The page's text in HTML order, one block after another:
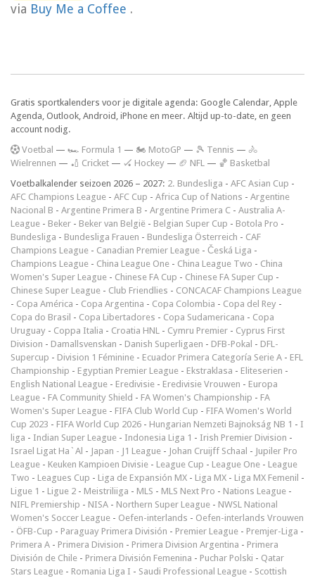
via Buy Me a Coffee .
Gratis sportkalenders voor je digitale agenda: Google Calendar, Apple
Agenda, Outlook, Android, iPhone en meer. Altijd up-to-date, en geen
account nodig.
Voetbal — 🏎️ Formula 1 — 🏍 MotoGP — 🎾 Tennis — 🚴
Wielrennen — 🏏 Cricket — 🏑 Hockey — 🏈 NFL — 🏀 Basketbal
Voetbalkalender seizoen 2026 – 2027: 2. Bundesliga - AFC Asian Cup -
AFC Champions League - AFC Cup - Africa Cup of Nations - Argentine
Nacional B - Argentine Primera B - Argentine Primera C - Australia A-
League - Beker - Beker van België - Belgian Super Cup - Botola Pro -
Bundesliga - Bundesliga Frauen - Bundesliga Österreich - CAF
Champions League - Canadian Premier League - Česká Liga -
Champions League - China League One - China League Two - China
Women's Super League - Chinese FA Cup - Chinese FA Super Cup -
Chinese Super League - Club Friendlies - CONCACAF Champions League
- Copa América - Copa Argentina - Copa Colombia - Copa del Rey -
Copa do Brasil - Copa Libertadores - Copa Sudamericana - Copa
Uruguay - Coppa Italia - Croatia HNL - Cymru Premier - Cyprus First
Division - Damallsvenskan - Danish Superligaen - DFB-Pokal - DFL-
Supercup - Division 1 Féminine - Ecuador Primera Categoría Serie A - EFL
Championship - Egyptian Premier League - Ekstraklasa - Eliteserien -
English National League - Eredivisie - Eredivisie Vrouwen - Europa
League - FA Community Shield - FA Women's Championship - FA
Women's Super League - FIFA Club World Cup - FIFA Women's World
Cup 2023 - FIFA World Cup 2026 - Hungarian Nemzeti Bajnokság NB 1 - I
liga - Indian Super League - Indonesia Liga 1 - Irish Premier Division -
Israel Ligat Ha`Al - Japan - J1 League - Johan Cruijff Schaal - Jupiler Pro
League - Keuken Kampioen Divisie - League Cup - League One - League
Two - Leagues Cup - Liga de Expansión MX - Liga MX - Liga MX Femenil -
Ligue 1 - Ligue 2 - Meistriliiga - MLS - MLS Next Pro - Nations League -
NIFL Premiership - NISA - Northern Super League - NWSL National
Women's Soccer League - Oefen-interlands - Oefen-interlands Vrouwen
- ÖFB-Cup - Paraguay Primera División - Premier League - Premjer-Liga -
Primera A - Primera Division - Primera Division Argentina - Primera
División de Chile - Primera División Femenina - Puchar Polski - Qatar
Stars League - Romania Liga I - Saudi Professional League - Scottish